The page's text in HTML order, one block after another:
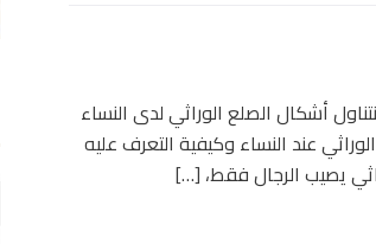
أشكال الصلع الوراثي لدى النساء
عند النساء وكيفية التعرف عليه
يصيب الرجال فقط، […]